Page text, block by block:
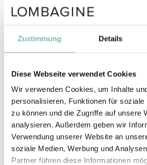
Zustimmung Details
Diese Webseite verwendet Cookies
Wir verwenden Cookies, um Inhalte
personalisieren, Funktionen für soziale
zu können und die Zugriffe auf unsere
analysieren. Außerdem geben wir
Verwendung unserer Website an
soziale Medien, Werbung und
Partner führen diese Informationen
natürlichen und synthetischen
Tocotrienole, die dieselbe
fettlösliches Antioxidans ist Vitamin
Radikalfänger und ein
RETINYL PALMITATE
RETINYL PALMITATE ist ein
Retinols, also von Vitamin A1, das
wissenschaftlich gut belegte Anti-
Eigenschaften einen Namen
mehr erfahren